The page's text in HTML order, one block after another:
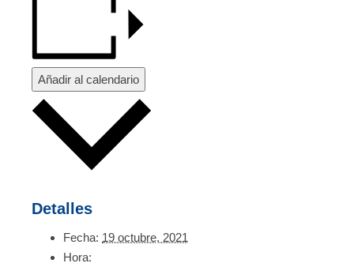
Añadir al calendario
Detalles
Fecha: 19 octubre, 2021
Hora: